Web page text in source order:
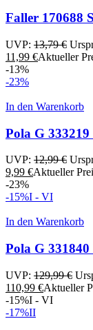
Faller 170688
UVP: 13,79€
11,99 €Aktueller
-13%
-23%
In den Warenkorb
Pola G
UVP: 12,99€
9,99 €Aktueller
-23%
-15%I - VI
In den Warenkorb
Pola G
UVP: 129,99€
110,99 €Aktueller
-15%I - VI
-17%II